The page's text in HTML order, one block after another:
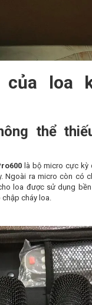
của loa
thể
là bộ micro cực kỳ
Ngoài ra micro còn có
loa được sử dụng
cháy loa.